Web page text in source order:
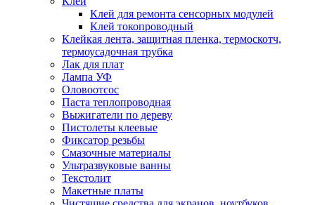
Клей для ремонта сенсорных модулей
Клей токопроводный
Клейкая лента, защитная пленка, термоскотч,
термоусадочная трубка
Лак для плат
Лампа УФ
Оловоотсос
Паста теплопроводная
Выжигатели по дереву
Пистолеты клеевые
Фиксатор резьбы
Смазочные материалы
Ультразвуковые ванны
Текстолит
Макетные платы